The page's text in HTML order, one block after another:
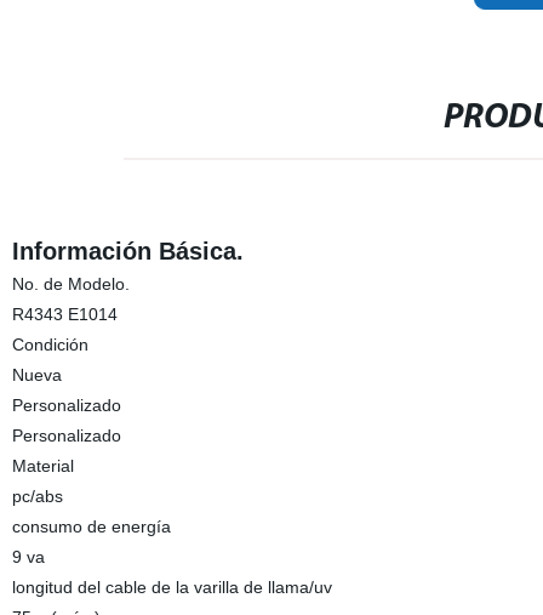
Información Básica.
No. de Modelo.
R4343 E1014
Condición
Nueva
Personalizado
Personalizado
Material
pc/abs
consumo de energía
9 va
longitud del cable de la varilla de llama/uv